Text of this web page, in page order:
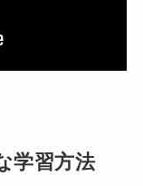
学習方法